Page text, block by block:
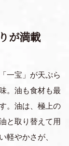
が満載
一宝」が天ぷら
。油も食材も最
。油は、極上の
と取り替えて用
軽やかさが、